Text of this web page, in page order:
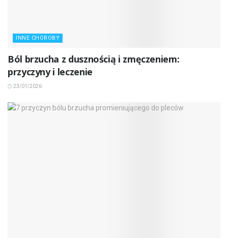
INNE CHOROBY
Ból brzucha z dusznością i zmęczeniem:
przyczyny i leczenie
23/01/2026